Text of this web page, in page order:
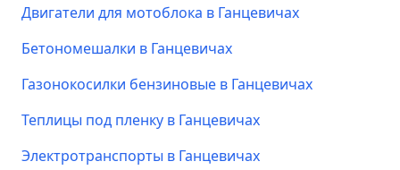
Двигатели для мотоблока в Ганцевичах
Бетономешалки в Ганцевичах
Газонокосилки бензиновые в Ганцевичах
Теплицы под пленку в Ганцевичах
Электротранспорты в Ганцевичах